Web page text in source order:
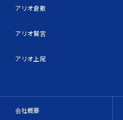
アリオ倉敷
アリオ鷲宮
アリオ上尾
会社概要